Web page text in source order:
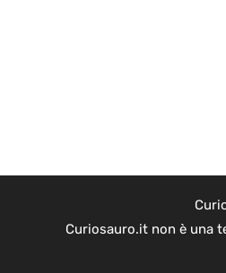
Curiosauro.it non è una